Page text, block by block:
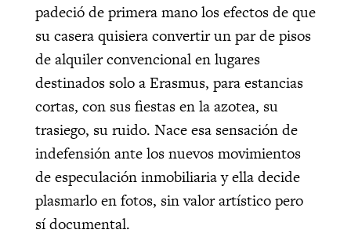
padeció de primera mano los efectos de que
su casera quisiera convertir un par de pisos
de alquiler convencional en lugares
destinados solo a Erasmus, para estancias
cortas, con sus fiestas en la azotea, su
trasiego, su ruido. Nace esa sensación de
indefensión ante los nuevos movimientos
de especulación inmobiliaria y ella decide
plasmarlo en fotos, sin valor artístico pero
sí documental.